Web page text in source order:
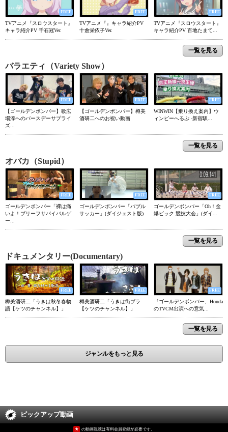
FREE
TVアニメ『スロウスタート』
キャラ紹介PV 千石冠Ver.
FREE
TVアニメ『』キャラ紹介PV
十倉栄依子Ver.
FREE
TVアニメ『スロウスタート』
キャラ紹介PV 百地たまて...
一覧を見る
バラエティ（Variety Show）
FREE
【ゴールデンボンバー】歌広
場淳へのバースデーサプライ
ズ...
FREE
【ゴールデンボンバー】樽美
酒研二へのお祝い動画
FREE
WINWIN【乗り換え案内】ウ
ィンピーへるぷ -新宿駅...
一覧を見る
オバカ（Stupid）
FREE
ゴールデンボンバー「裸は痛
いよ！ブリーフサバイバルゲ
ー...
FREE
ゴールデンボンバー「バブル
サッカー」(ダイジェスト版)
FREE
ゴールデンボンバー「Oh！金
爆ピック 競技大会」(ダイ...
一覧を見る
ドキュメンタリー(Documentary)
FREE
樽美酒研二「うきは秋冬春物
語【ケツのチャンネル】」
FREE
樽美酒研二「うきは街ブラ
【ケツのチャンネル】」
FREE
『ゴールデンボンバー、Honda
のTVCM出演への意気...
一覧を見る
ジャンルをもっと見る
ピックアップ動画
★ の動画視聴は有料会員登録が必要です。